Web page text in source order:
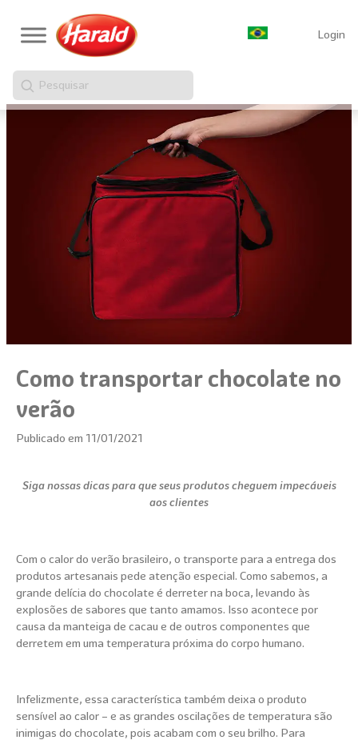
Login
Pesquisar
Como transportar chocolate no
verão
Publicado em 11/01/2021
Siga nossas dicas para que seus produtos cheguem impecáveis
aos clientes
Com o calor do verão brasileiro, o transporte para a entrega dos
produtos artesanais pede atenção especial. Como sabemos, a
grande delícia do chocolate é derreter na boca, levando às
explosões de sabores que tanto amamos. Isso acontece por
causa da manteiga de cacau e de outros componentes que
derretem em uma temperatura próxima do corpo humano.
Infelizmente, essa característica também deixa o produto
sensível ao calor – e as grandes oscilações de temperatura são
inimigas do chocolate, pois acabam com o seu brilho. Para